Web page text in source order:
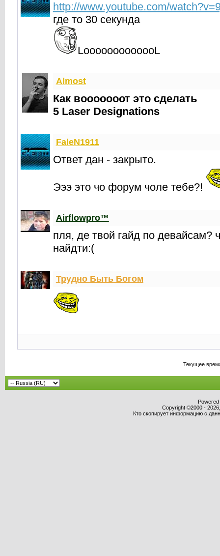
http://www.youtube.com/
где то 30 секунда
LooooooooooooL
Almost
Как вооооооот это сделать
5 Laser Designations
FaleN1911
Ответ дан - закрыто.
Эээ это чо форум чоле тебе?!
Airflowpro™
пля, де твой гайд по девайсам?
найдти:(
Трудно Быть Богом
Текущее
Copyright ©2000 -
Кто скопирует информацию с